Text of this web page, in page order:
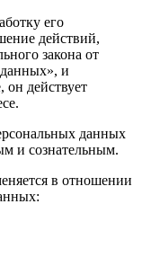
его
действий,
закона от
и
он действует
данных
и сознательным.
в отношении